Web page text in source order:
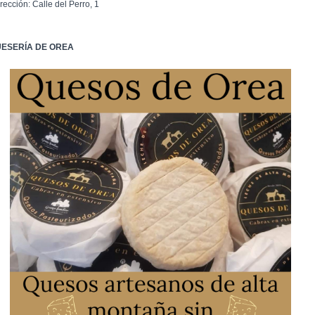
Calle del Perro, 1
DE OREA